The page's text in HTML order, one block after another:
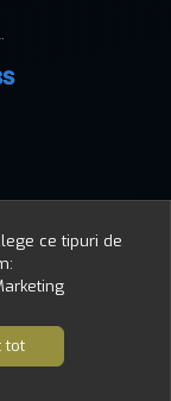
ce tipuri de
tot